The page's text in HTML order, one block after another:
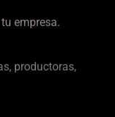
empresa.
productoras,